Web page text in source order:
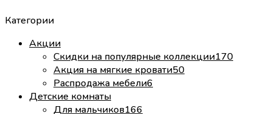
Категории
Акции
Скидки на популярные коллекции170
Акция на мягкие кровати50
Распродажа мебели6
Детские комнаты
Для мальчиков166